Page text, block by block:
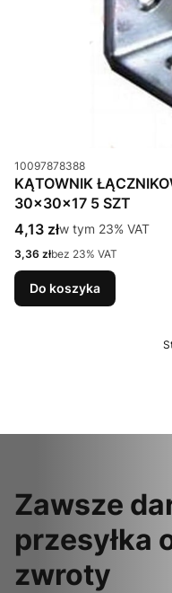
Kod produktu
10097878388
KĄTOWNIK
30x30x17 5 SZT
Cena brutto
4,13 złw tym %s VAT
w tym 23% VAT
Cena netto
3,36 złbez 23% VAT
Do koszyka
Zawsze
przesyłka
zwroty